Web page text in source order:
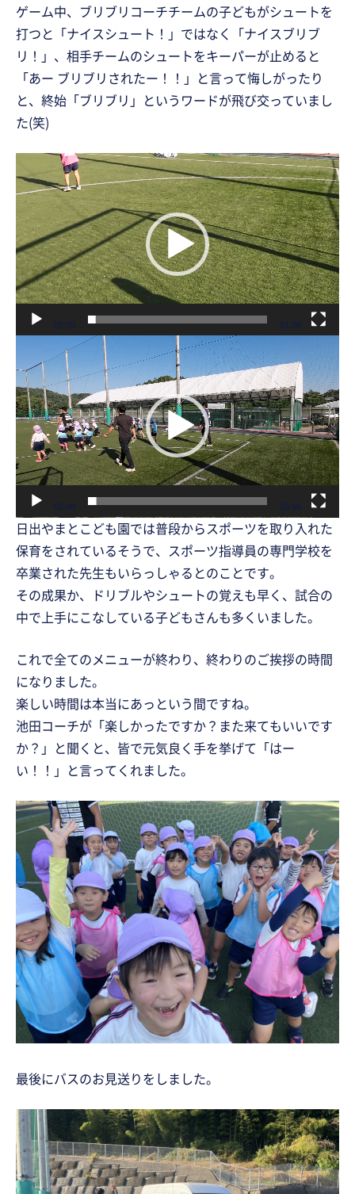
ゲーム中、ブリブリコーチチームの子どもがシュートを
打つと「ナイスシュート！」ではなく「ナイスブリブ
リ！」、相手チームのシュートをキーパーが止めると
「あー ブリブリされたー！！」と言って悔しがったり
と、終始「ブリブリ」というワードが飛び交っていまし
た(笑)
画
プ
レ
ー
ヤ
ー
00:00 01:08
画
プ
レ
ヤ
ー
00:00 00:59
日出やまとこども園では普段からスポーツを取り入れた
保育をされているそうで、スポーツ指導員の専門学校を
卒業された先生もいらっしゃるとのことです。
その成果か、ドリブルやシュートの覚えも早く、試合の
中で上手にこなしている子どもさんも多くいました。
これで全てのメニューが終わり、終わりのご挨拶の時間
になりました。
楽しい時間は本当にあっという間ですね。
池田コーチが「楽しかったですか？また来てもいいです
か？」と聞くと、皆で元気良く手を挙げて「はー
い！！」と言ってくれました。
最後にバスのお見送りをしました。